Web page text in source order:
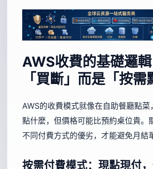
AWS收費的基礎邏
「買斷」而是「按需
AWS的收費模式就像在自助餐廳點菜
點什麼，但價格可能比預約桌位貴。
不同付費方式的優劣，才能避免月結
按需付費模式：現點現付